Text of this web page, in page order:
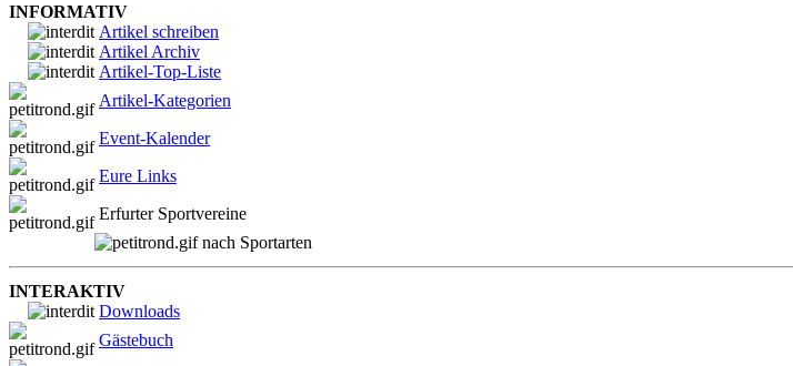
INFORMATIV
Artikel schreiben
Artikel Archiv
Artikel-Top-Liste
Artikel-Kategorien
Event-Kalender
Eure Links
Erfurter Sportvereine
nach Sportarten
INTERAKTIV
Downloads
Gästebuch